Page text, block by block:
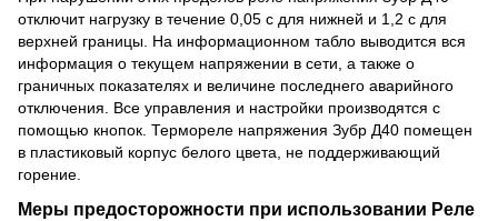
отключит нагрузку в течение 0,05 с для нижней и 1,2 с для
верхней границы. На информационном табло выводится вся
информация о текущем напряжении в сети, а также о
граничных показателях и величине последнего аварийного
отключения. Все управления и настройки производятся с
помощью кнопок. Термореле напряжения Зубр Д40 помещен
в пластиковый корпус белого цвета, не поддерживающий
горение.
Меры предосторожности при использовании Реле